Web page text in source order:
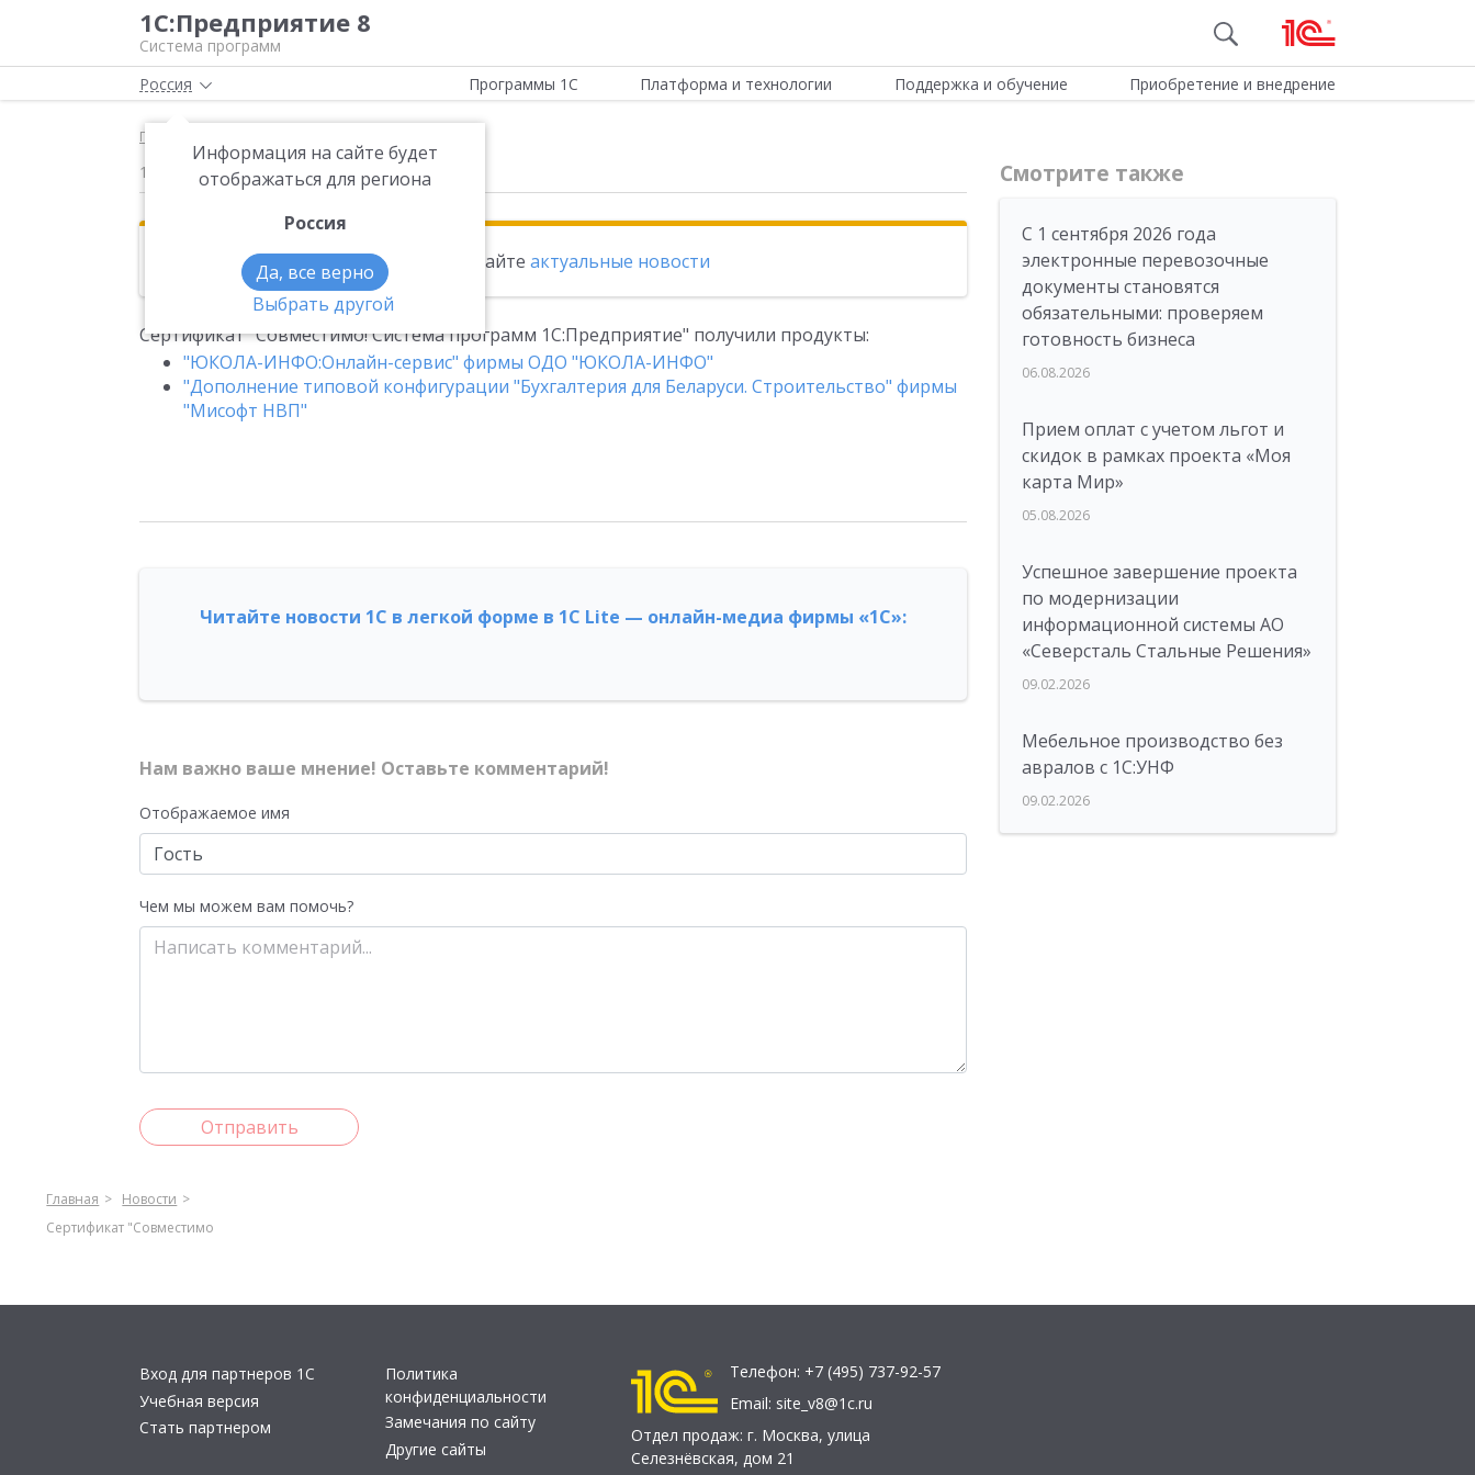
1С:Предприятие 8
Система программ
Россия
Информация на сайте будет
отображаться для региона
Россия
Да, все верно
Выбрать другой
Программы 1С Платформа и технологии Поддержка и обучение Приобретение и внедрение
Главная
15.07.2011
Эта новость находится в архиве. Читайте актуальные новости
Сертификат "Совместимо! Система программ 1С:Предприятие" получили продукты:
"ЮКОЛА-ИНФО:Онлайн-сервис" фирмы ОДО "ЮКОЛА-ИНФО"
"Дополнение типовой конфигурации "Бухгалтерия для Беларуси. Строительство" фирмы
"Мисофт НВП"
Читайте новости 1С в легкой форме в 1С Lite — онлайн-медиа фирмы «1С»:
Нам важно ваше мнение! Оставьте комментарий!
Отображаемое имя
Чем мы можем вам помочь?
Отправить
Смотрите также
С 1 сентября 2026 года
электронные перевозочные
документы становятся
обязательными: проверяем
готовность бизнеса
06.08.2026
Прием оплат с учетом льгот и
скидок в рамках проекта «Моя
карта Мир»
05.08.2026
Успешное завершение проекта
по модернизации
информационной системы АО
«Северсталь Стальные Решения»
09.02.2026
Мебельное производство без
авралов с 1С:УНФ
09.02.2026
Главная
Новости
Сертификат "Совместимо
Вход для партнеров 1С
Учебная версия
Стать партнером
Политика
конфиденциальности
Замечания по сайту
Другие сайты
Телефон: +7 (495) 737-92-57
Email: site_v8@1c.ru
Отдел продаж: г. Москва, улица
Селезнёвская, дом 21